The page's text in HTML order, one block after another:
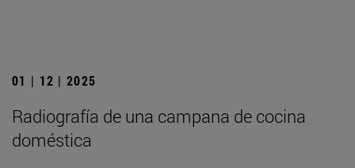
01 | 12 | 2025
Radiografía de una campana de cocina
doméstica